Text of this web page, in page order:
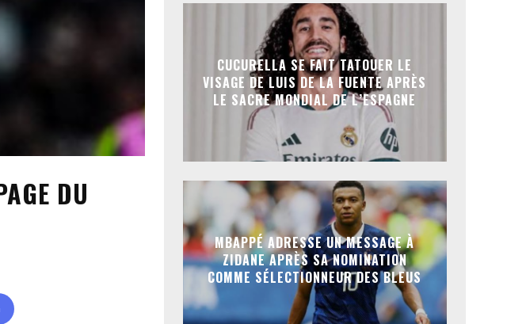
DU
CUCURELLA SE FAIT TATOUER LE
VISAGE DE LUIS DE LA FUENTE APRÈS
LE SACRE MONDIAL DE L’ESPAGNE
MBAPPÉ ADRESSE UN MESSAGE À
ZIDANE APRÈS SA NOMINATION
COMME SÉLECTIONNEUR DES BLEUS